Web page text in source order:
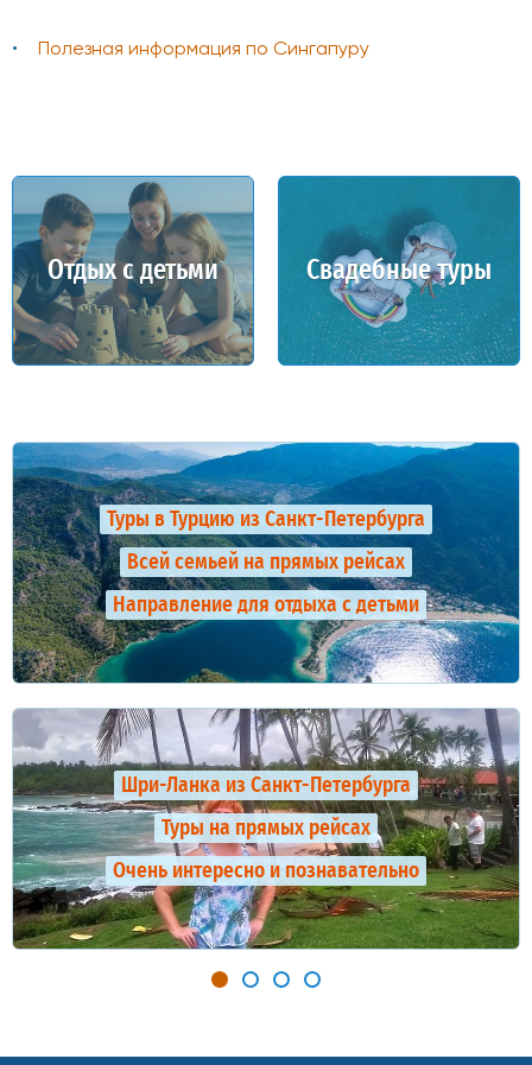
Полезная информация по Сингапуру
Отдых с детьми Свадебные туры
Туры в Турцию из Санкт-Петербурга
Всей семьей на прямых рейсах
Направление для отдыха с детьми
Шри-Ланка из Санкт-Петербурга
Туры на прямых рейсах
Очень интересно и познавательно